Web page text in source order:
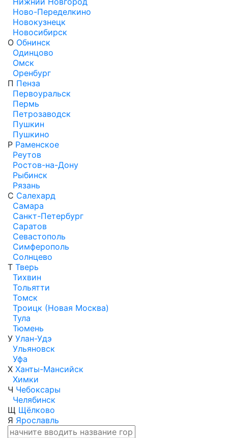
Ново-Переделкино
Новокузнецк
Новосибирск
О Обнинск
Одинцово
Омск
Оренбург
П Пенза
Первоуральск
Пермь
Петрозаводск
Пушкин
Пушкино
Р Раменское
Реутов
Ростов-на-Дону
Рыбинск
Рязань
С Салехард
Самара
Санкт-Петербург
Саратов
Севастополь
Симферополь
Солнцево
Т Тверь
Тихвин
Тольятти
Томск
Троицк (Новая Москва)
Тула
Тюмень
У Улан-Удэ
Ульяновск
Уфа
Х Ханты-Мансийск
Химки
Ч Чебоксары
Челябинск
Щ Щёлково
Я Ярославль